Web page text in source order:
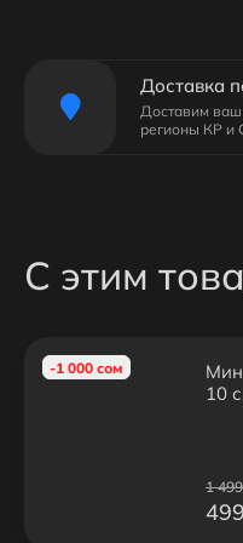
Доставка
Доставим ваш
регионы КР и
С этим
-1 000 сом
10
1